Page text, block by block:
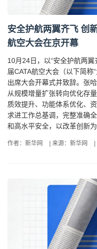
安全护航两翼齐飞 创
航空大会在京开幕
10月24日，以“安全护航两
届CATA航空大会（以下简称
出席大会开幕式并致辞。张
从规模增量扩张转向优化存
质效提升、功能体系优化、
求进工作总基调，完整准确
和高水平安全，以改革创新为
作者：新华网 来源：新华网